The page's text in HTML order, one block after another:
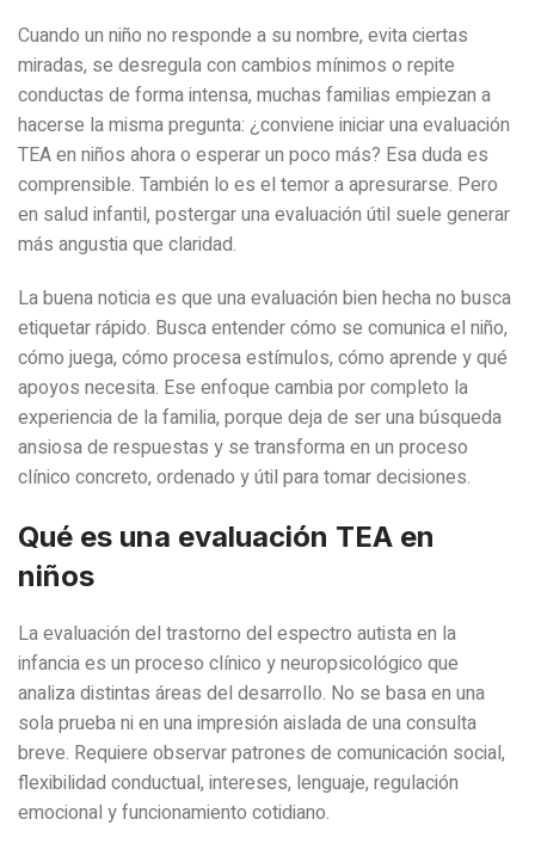
Cuando un niño no responde a su nombre, evita ciertas
miradas, se desregula con cambios mínimos o repite
conductas de forma intensa, muchas familias empiezan a
hacerse la misma pregunta: ¿conviene iniciar una evaluación
TEA en niños ahora o esperar un poco más? Esa duda es
comprensible. También lo es el temor a apresurarse. Pero
en salud infantil, postergar una evaluación útil suele generar
más angustia que claridad.
La buena noticia es que una evaluación bien hecha no busca
etiquetar rápido. Busca entender cómo se comunica el niño,
cómo juega, cómo procesa estímulos, cómo aprende y qué
apoyos necesita. Ese enfoque cambia por completo la
experiencia de la familia, porque deja de ser una búsqueda
ansiosa de respuestas y se transforma en un proceso
clínico concreto, ordenado y útil para tomar decisiones.
Qué es una evaluación TEA en
niños
La evaluación del trastorno del espectro autista en la
infancia es un proceso clínico y neuropsicológico que
analiza distintas áreas del desarrollo. No se basa en una
sola prueba ni en una impresión aislada de una consulta
breve. Requiere observar patrones de comunicación social,
flexibilidad conductual, intereses, lenguaje, regulación
emocional y funcionamiento cotidiano.